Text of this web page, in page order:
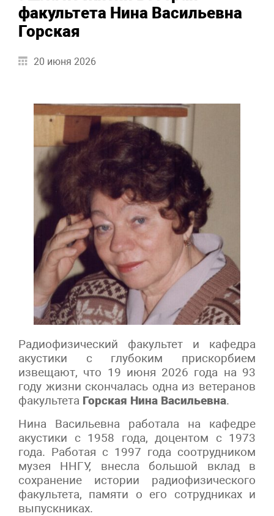
факультета Нина Васильевна
Горская
20 июня 2026
Радиофизический факультет и кафедра
акустики с глубоким прискорбием
извещают, что 19 июня 2026 года на 93
году жизни скончалась одна из ветеранов
факультета Горская Нина Васильевна.
Нина Васильевна работала на кафедре
акустики с 1958 года, доцентом с 1973
года. Работая с 1997 года соотрудником
музея ННГУ, внесла большой вклад в
сохранение истории радиофизического
факультета, памяти о его сотрудниках и
выпускниках.